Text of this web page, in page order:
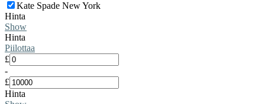
Kate Spade New York
Hinta
Show
Hinta
Piilottaa
£
-
£
Hinta